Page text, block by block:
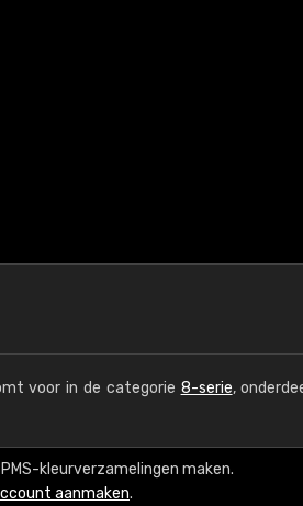
voor in de categorie 8-serie,
kleurverzamelingen maken.
aanmaken.